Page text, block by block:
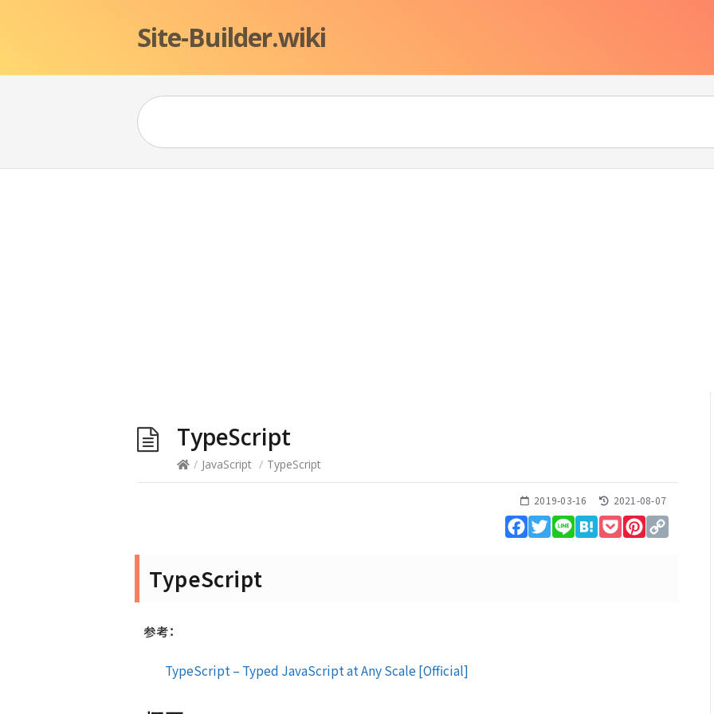
Site-Builder.wiki
TypeScript
/ JavaScript / TypeScript
2019-03-16 2021-08-07
Facebook
Twitter
Line HatenaPocketPinterest
TypeScript
参考：
TypeScript – Typed JavaScript at Any Scale [Official]